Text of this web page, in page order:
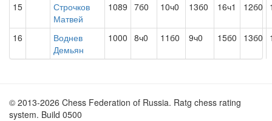
15
Строчков
Матвей
1089 7б0 10ч0 13б0 16ч1 12б0
16
Воднев
Демьян
1000 8ч0 11б0 9ч0 15б0 13б0
© 2013-2026 Chess Federation of Russia. Ratg chess rating
system. Build 0500